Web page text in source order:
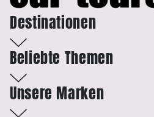
Destinationen
Beliebte Themen
Unsere Marken